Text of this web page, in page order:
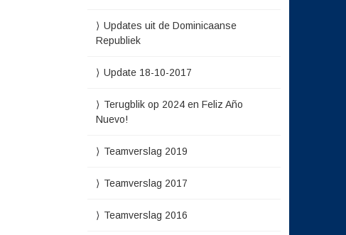
Updates uit de Dominicaanse
Republiek
Update 18-10-2017
Terugblik op 2024 en Feliz Año
Nuevo!
Teamverslag 2019
Teamverslag 2017
Teamverslag 2016